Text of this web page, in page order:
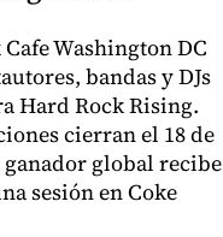
Washington DC
bandas y DJs
Hard Rock Rising.
cierran el 18 de
ganador global recibe
sesión en Coke